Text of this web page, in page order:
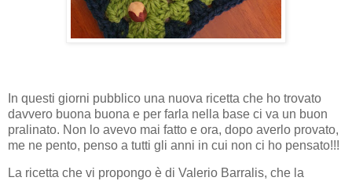
In questi giorni pubblico una nuova ricetta che ho trovato
davvero buona buona e per farla nella base ci va un buon
pralinato. Non lo avevo mai fatto e ora, dopo averlo provato,
me ne pento, penso a tutti gli anni in cui non ci ho pensato!!!
La ricetta che vi propongo è di Valerio Barralis, che la